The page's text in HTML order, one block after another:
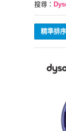
搜尋：
精準排序